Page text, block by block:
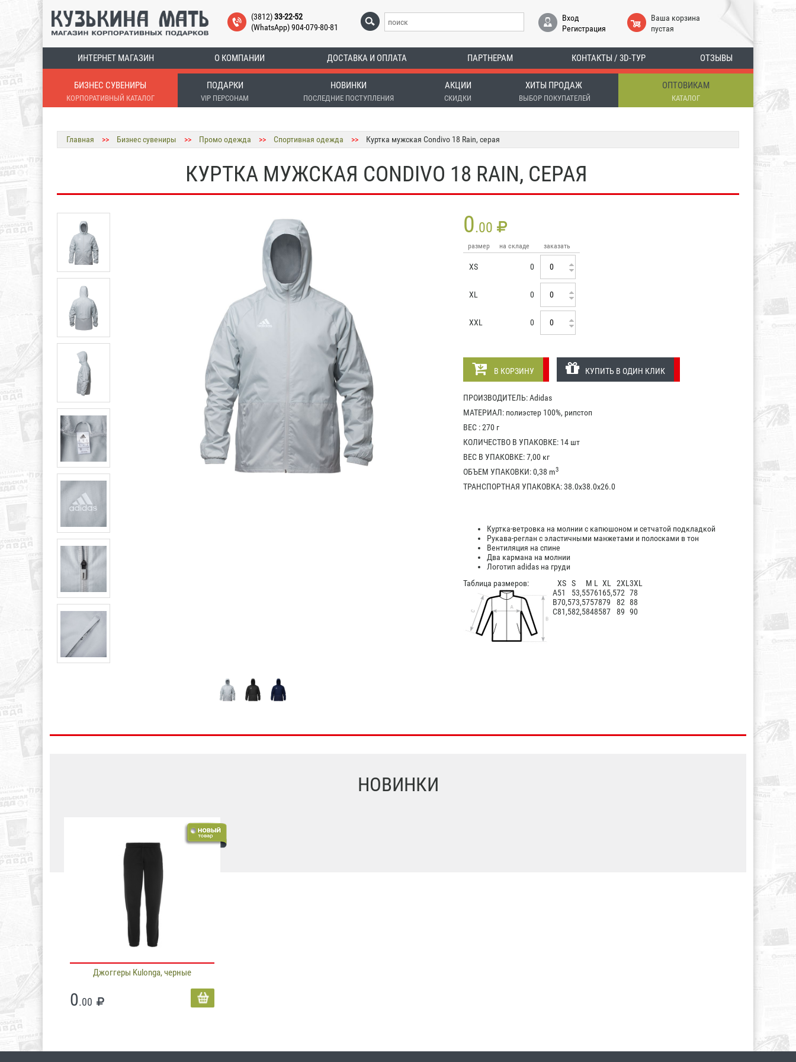
(3812)33-22-52
(WhatsApp) 904-079-80-81
Вход
Регистрация
Ваша корзина
пустая
ИНТЕРНЕТ МАГАЗИН О КОМПАНИИ ДОСТАВКА И ОПЛАТА ПАРТНЕРАМ КОНТАКТЫ / 3D-ТУР ОТЗЫВЫ
БИЗНЕС СУВЕНИРЫ
КОРПОРАТИВНЫЙ КАТАЛОГ
ПОДАРКИ
VIP ПЕРСОНАМ
НОВИНКИ
ПОСЛЕДНИЕ ПОСТУПЛЕНИЯ
АКЦИИ
СКИДКИ
ХИТЫ ПРОДАЖ
ВЫБОР ПОКУПАТЕЛЕЙ
ОПТОВИКАМ
КАТАЛОГ
Главная >> Бизнес сувениры >> Промо одежда >> Спортивная одежда >> Куртка мужская Condivo 18 Rain, серая
КУРТКА МУЖСКАЯ CONDIVO 18 RAIN, СЕРАЯ
0.00
размер на складе заказать
XS 0
XL 0
XXL 0
В КОРЗИНУ КУПИТЬ В ОДИН КЛИК
ПРОИЗВОДИТЕЛЬ: Adidas
МАТЕРИАЛ: полиэстер 100%, рипстоп
ВЕС : 270 г
КОЛИЧЕСТВО В УПАКОВКЕ: 14 шт
ВЕС В УПАКОВКЕ: 7,00 кг
ОБЪЕМ УПАКОВКИ: 0,38 m3
ТРАНСПОРТНАЯ УПАКОВКА: 38.0x38.0x26.0
Куртка-ветровка на молнии с капюшоном и сетчатой подкладкой
Рукава-реглан с эластичными манжетами и полосками в тон
Вентиляция на спине
Два кармана на молнии
Логотип adidas на груди
Таблица размеров:
XS S M L XL 2XL 3XL
А51 53,5576165,572 78
B70,573,5757879 82 88
C81,582,5848587 89 90
НОВИНКИ
Джоггеры Kulonga, черные
0.00